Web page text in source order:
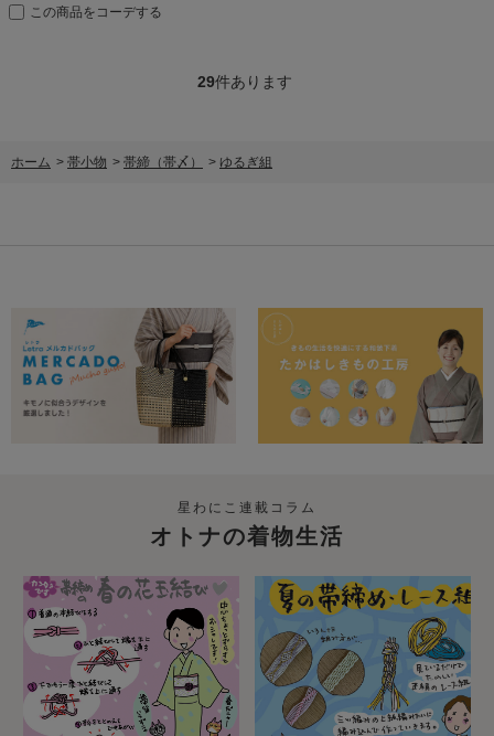
この商品をコーデする
29件あります
ホーム > 帯小物 > 帯締（帯〆） > ゆるぎ組
星わにこ連載コラム
オトナの着物生活